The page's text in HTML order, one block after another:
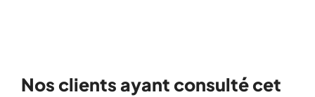
Nos clients ayant consulté cet